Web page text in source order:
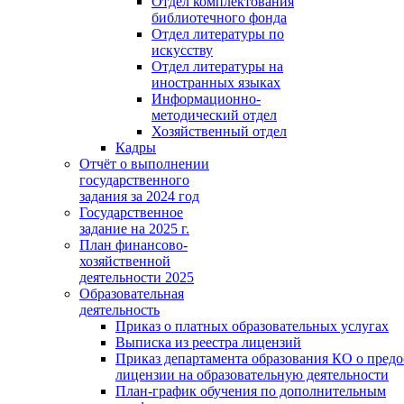
библиотечного фонда
Отдел литературы по
искусству
Отдел литературы на
иностранных языках
Информационно-
методический отдел
Хозяйственный отдел
Кадры
Отчёт о выполнении
государственного
задания за 2024 год
Государственное
задание на 2025 г.
План финансово-
хозяйственной
деятельности 2025
Образовательная
деятельность
Приказ о платных образовательных услугах
Выписка из реестра лицензий
Приказ департамента образования КО о
лицензии на образовательную деятельности
План-график обучения по дополнительным